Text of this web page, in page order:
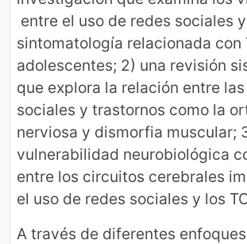
entre el uso de redes sociales y
sintomatología relacionada con
adolescentes; 2) una revisión
que explora la relación entre
sociales y trastornos como la
nerviosa y dismorfia muscular;
vulnerabilidad neurobiológica
entre los circuitos cerebrales
el uso de redes sociales y los
A través de diferentes